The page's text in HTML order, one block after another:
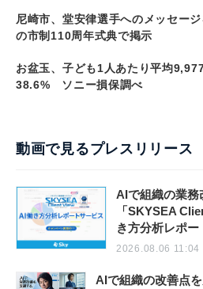
尼崎市、堂安律選手へのメッセー
の市制110周年式典で掲示
お盆玉、子ども1人あたり平均
38.6% ソニー損保調べ
動画で見るプレスリリース
AIで組織の業務
「SKYSEA
き方分析レポ
2026.08.06 11:04
AIで組織の改善点